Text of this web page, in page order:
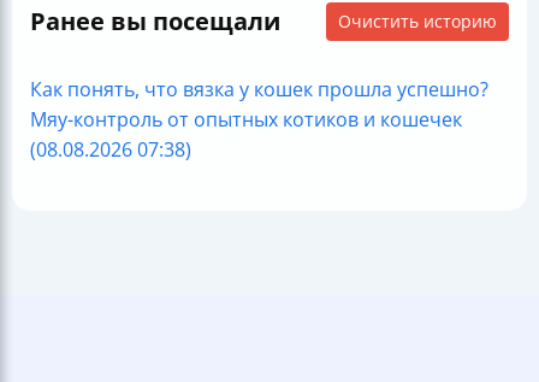
Ранее вы посещали Очистить историю
Как понять, что вязка у кошек прошла успешно?
Мяу-контроль от опытных котиков и кошечек
(08.08.2026 07:38)